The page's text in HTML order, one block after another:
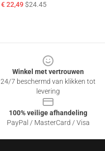
€ 22,49$24.45
Winkel met vertrouwen
24/7 beschermd van klikken tot
levering
100% veilige afhandeling
PayPal / MasterCard / Visa